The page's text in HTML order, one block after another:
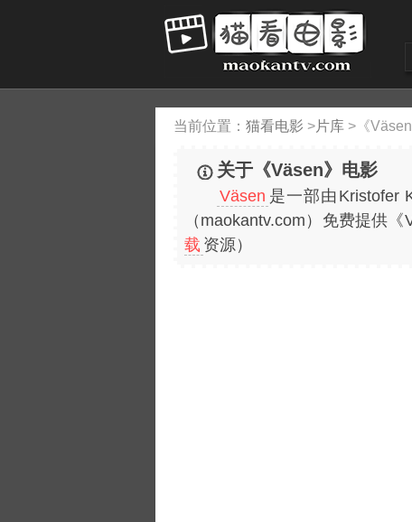
当前位置： 猫看电影 >片库 > 《Väsen
关于《Väsen》电影
Väsen 是一部由Kristofer
（maokantv.com）免费提供
载 资源）